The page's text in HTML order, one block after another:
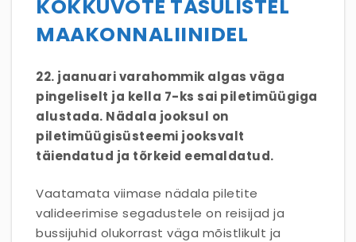
KOKKUVÕTE TASULISTEL
MAAKONNALIINIDEL
22. jaanuari varahommik algas väga
pingeliselt ja kella 7-ks sai piletimüügiga
alustada. Nädala jooksul on
piletimüügisüsteemi jooksvalt
täiendatud ja tõrkeid eemaldatud.
Vaatamata viimase nädala piletite
valideerimise segadustele on reisijad ja
bussijuhid olukorrast väga mõistlikult ja